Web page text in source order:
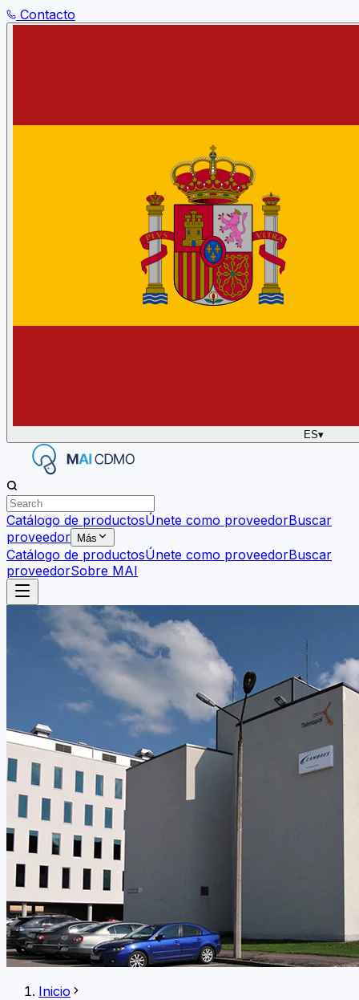
Contacto
ES▾
Catálogo de productosÚnete como proveedorBuscar
proveedor
Más
Catálogo de productosÚnete como proveedorBuscar
proveedorSobre MAI
Inicio